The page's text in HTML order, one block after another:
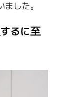
した。
るに至